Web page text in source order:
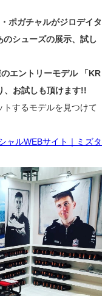
ポガチャルがジロデイタ
のシューズの展示、試し
エントリーモデル 「KR
、お試しも頂けます!!
するモデルを見つけて
ャルWEBサイト｜ミズタ